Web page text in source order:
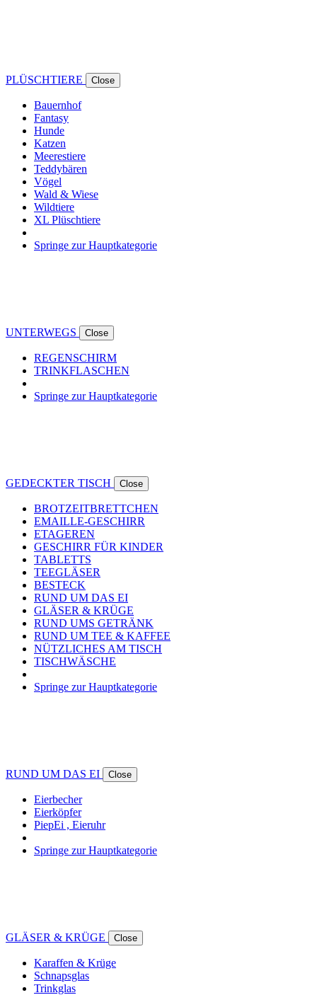
PLÜSCHTIERE Close
Bauernhof
Fantasy
Hunde
Katzen
Meerestiere
Teddybären
Vögel
Wald & Wiese
Wildtiere
XL Plüschtiere
Springe zur Hauptkategorie
UNTERWEGS Close
REGENSCHIRM
TRINKFLASCHEN
Springe zur Hauptkategorie
GEDECKTER TISCH Close
BROTZEITBRETTCHEN
EMAILLE-GESCHIRR
ETAGEREN
GESCHIRR FÜR KINDER
TABLETTS
TEEGLÄSER
BESTECK
RUND UM DAS EI
GLÄSER & KRÜGE
RUND UMS GETRÄNK
RUND UM TEE & KAFFEE
NÜTZLICHES AM TISCH
TISCHWÄSCHE
Springe zur Hauptkategorie
RUND UM DAS EI Close
Eierbecher
Eierköpfer
PiepEi , Eieruhr
Springe zur Hauptkategorie
GLÄSER & KRÜGE Close
Karaffen & Krüge
Schnapsglas
Trinkglas